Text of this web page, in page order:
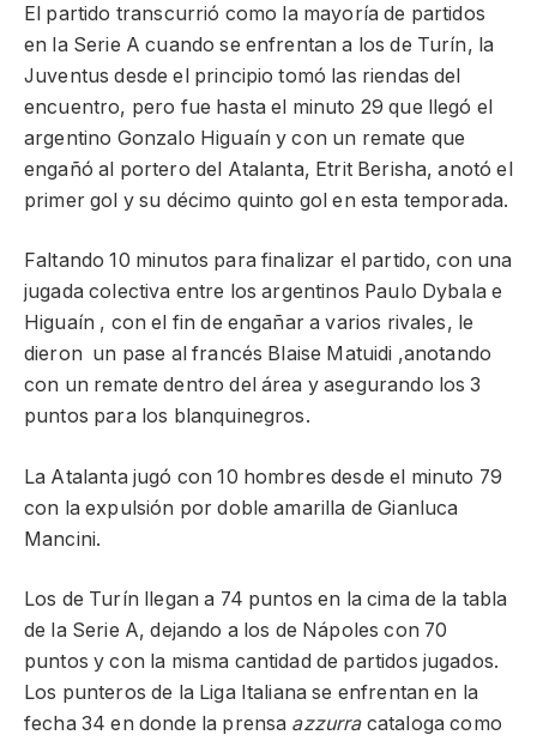
El partido transcurrió como la mayoría de partidos
en la Serie A cuando se enfrentan a los de Turín, la
Juventus desde el principio tomó las riendas del
encuentro, pero fue hasta el minuto 29 que llegó el
argentino Gonzalo Higuaín y con un remate que
engañó al portero del Atalanta, Etrit Berisha, anotó el
primer gol y su décimo quinto gol en esta temporada.
Faltando 10 minutos para finalizar el partido, con una
jugada colectiva entre los argentinos Paulo Dybala e
Higuaín , con el fin de engañar a varios rivales, le
dieron un pase al francés Blaise Matuidi ,anotando
con un remate dentro del área y asegurando los 3
puntos para los blanquinegros.
La Atalanta jugó con 10 hombres desde el minuto 79
con la expulsión por doble amarilla de Gianluca
Mancini.
Los de Turín llegan a 74 puntos en la cima de la tabla
de la Serie A, dejando a los de Nápoles con 70
puntos y con la misma cantidad de partidos jugados.
Los punteros de la Liga Italiana se enfrentan en la
fecha 34 en donde la prensa azzurracataloga como